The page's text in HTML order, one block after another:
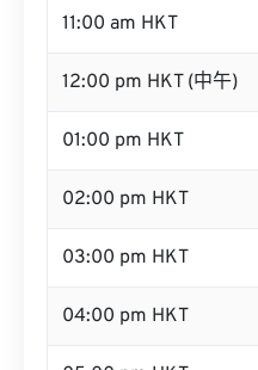
11:00 am HKT
12:00 pm HKT (中午)
01:00 pm HKT
02:00 pm HKT
03:00 pm HKT
04:00 pm HKT